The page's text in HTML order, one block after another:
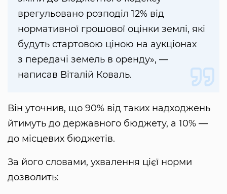
врегульовано розподіл 12% від
нормативної грошової оцінки землі, які
будуть стартовою ціною на аукціонах
з передачі земель в оренду», —
написав Віталій Коваль.
Він уточнив, що 90% від таких надходжень
йтимуть до державного бюджету, а 10% —
до місцевих бюджетів.
За його словами, ухвалення цієї норми
дозволить: